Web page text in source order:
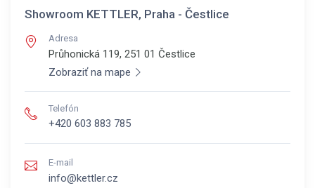
Showroom KETTLER, Praha - Čestlice
Adresa
Průhonická 119, 251 01 Čestlice
Zobraziť na mape
Telefón
+420 603 883 785
E-mail
info@kettler.cz